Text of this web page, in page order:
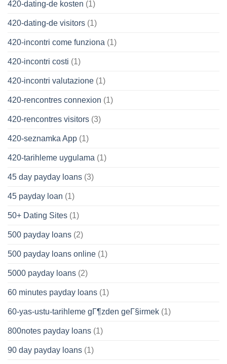
420-dating-de kosten (1)
420-dating-de visitors (1)
420-incontri come funziona (1)
420-incontri costi (1)
420-incontri valutazione (1)
420-rencontres connexion (1)
420-rencontres visitors (3)
420-seznamka App (1)
420-tarihleme uygulama (1)
45 day payday loans (3)
45 payday loan (1)
50+ Dating Sites (1)
500 payday loans (2)
500 payday loans online (1)
5000 payday loans (2)
60 minutes payday loans (1)
60-yas-ustu-tarihleme gГ¶zden geГ§irmek (1)
800notes payday loans (1)
90 day payday loans (1)